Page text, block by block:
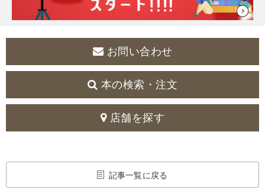
お問い合わせ
本の検索・注文
店舗を探す
記事一覧に戻る